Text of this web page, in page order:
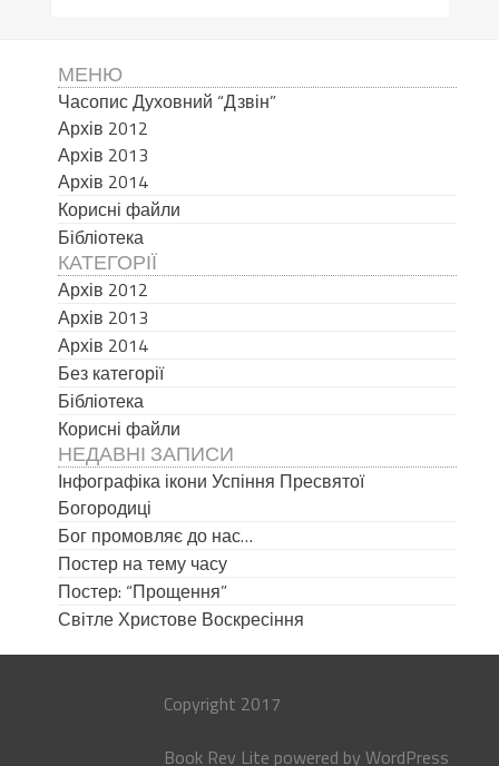
МЕНЮ
Часопис Духовний “Дзвін”
Архів 2012
Архів 2013
Архів 2014
Корисні файли
Бібліотека
КАТЕГОРІЇ
Архів 2012
Архів 2013
Архів 2014
Без категорії
Бібліотека
Корисні файли
НЕДАВНІ ЗАПИСИ
Інфографіка ікони Успіння Пресвятої
Богородиці
Бог промовляє до нас…
Постер на тему часу
Постер: “Прощення”
Світле Христове Воскресіння
Copyright 2017
Book Rev Lite powered byWordPress